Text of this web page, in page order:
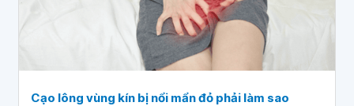
Cạo lông vùng kín bị nổi mẩn đỏ phải làm sao